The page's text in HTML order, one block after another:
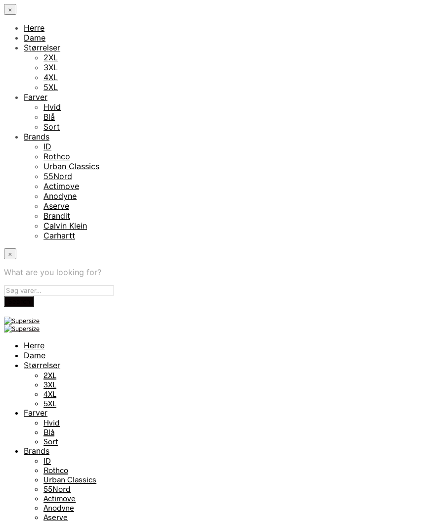
×
Herre
Dame
Størrelser
2XL
3XL
4XL
5XL
Farver
Hvid
Blå
Sort
Brands
ID
Rothco
Urban Classics
55Nord
Actimove
Anodyne
Aserve
Brandit
Calvin Klein
Carhartt
×
What are you looking for?
Herre
Dame
Størrelser
2XL
3XL
4XL
5XL
Farver
Hvid
Blå
Sort
Brands
ID
Rothco
Urban Classics
55Nord
Actimove
Anodyne
Aserve